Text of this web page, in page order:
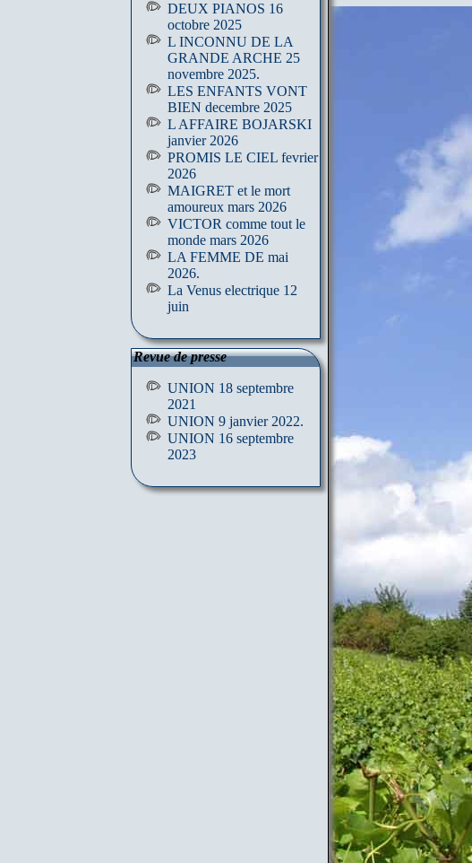
DEUX PIANOS 16
octobre 2025
L INCONNU DE LA
GRANDE ARCHE 25
novembre 2025.
LES ENFANTS VONT
BIEN decembre 2025
L AFFAIRE BOJARSKI
janvier 2026
PROMIS LE CIEL fevrier
2026
MAIGRET et le mort
amoureux mars 2026
VICTOR comme tout le
monde mars 2026
LA FEMME DE mai
2026.
La Venus electrique 12
juin
Revue de presse
UNION 18 septembre
2021
UNION 9 janvier 2022.
UNION 16 septembre
2023